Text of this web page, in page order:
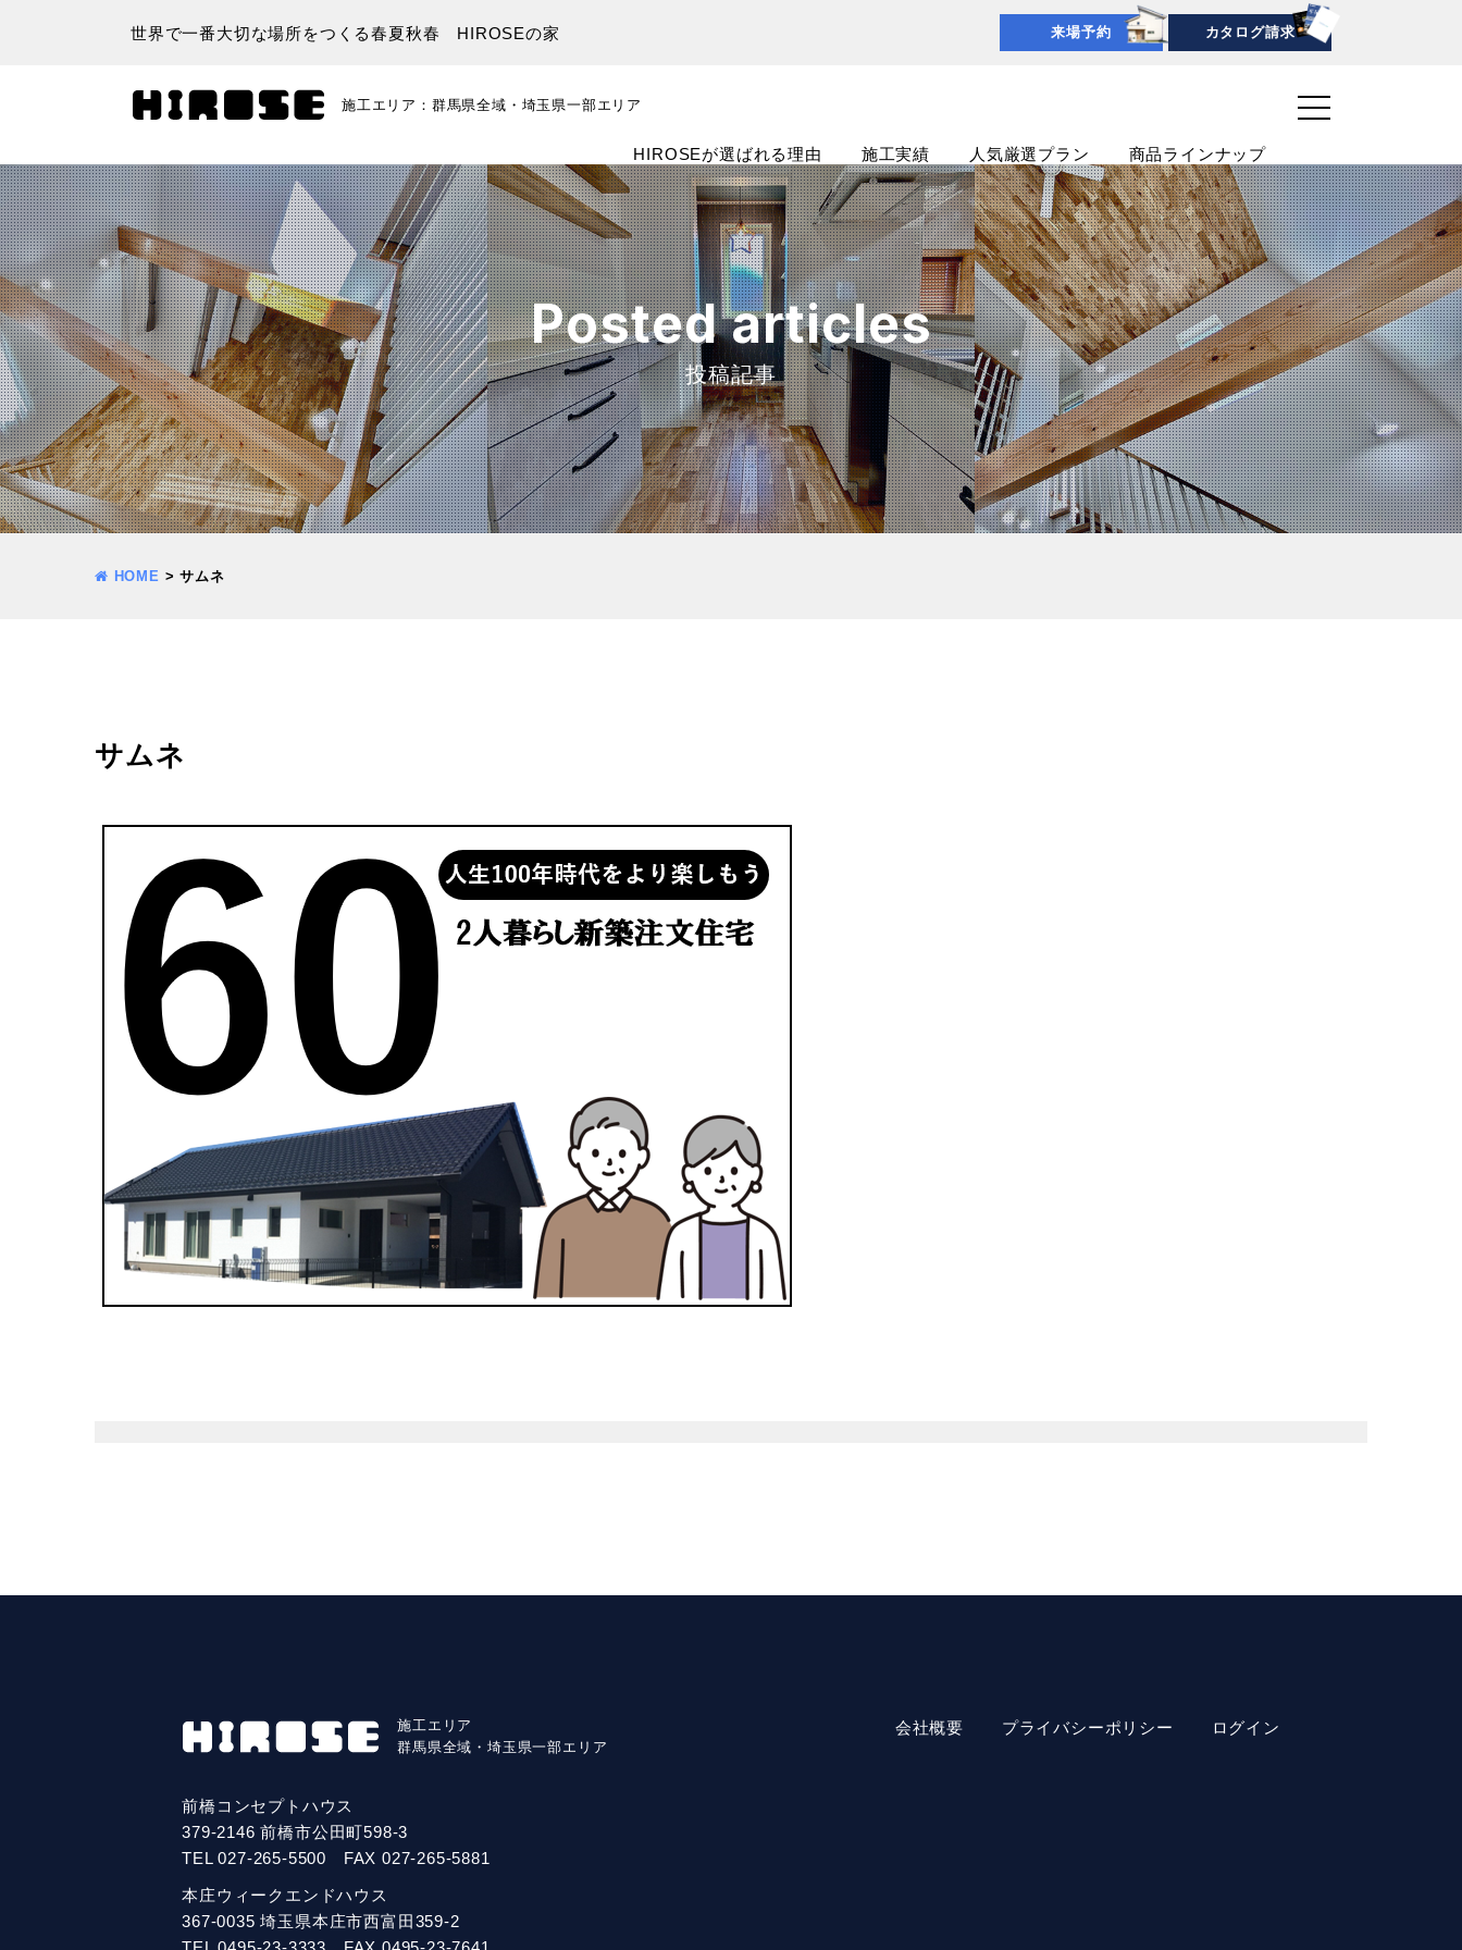
世界で一番大切な場所をつくる春夏秋春 HIROSEの家 来場予約 カタログ請求
施工エリア：群馬県全域・埼玉県一部エリア
HIROSEが選ばれる理由 施工実績 人気厳選プラン 商品ラインナップ
Posted articles
投稿記事
HOME >サムネ
サムネ
施工エリア
群馬県全域・埼玉県一部エリア
前橋コンセプトハウス
379-2146 前橋市公田町598-3
TEL027-265-5500 FAX 027-265-5881
本庄ウィークエンドハウス
367-0035 埼玉県本庄市西富田359-2
会社概要 プライバシーポリシー ログイン